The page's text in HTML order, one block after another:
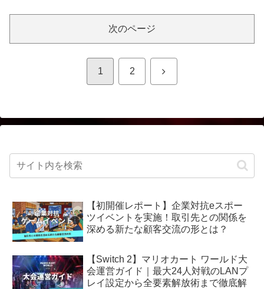
次のページ
1 2 次
【初開催レポート】企業対抗eスポー
ツイベントを実施！取引先との関係を
深める新たな顧客交流の形とは？
【Switch 2】マリオカート ワールド大
会運営ガイド｜最大24人対戦のLANプ
レイ設定から全要素解放術まで徹底解